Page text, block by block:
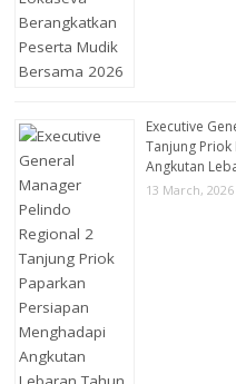
Executive
Tanjung
Angkutan
13 March, 2026